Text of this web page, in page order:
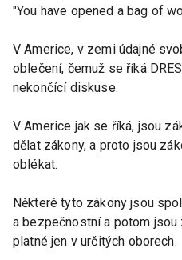
"You have opened a bag of
V Americe, v zemi údajné
oblečení, čemuž se říká
nekončící diskuse.
V Americe jak se říká, jsou
dělat zákony, a proto jsou
oblékat.
Některé tyto zákony jsou
a bezpečnostní a potom
platné jen v určitých oborech.